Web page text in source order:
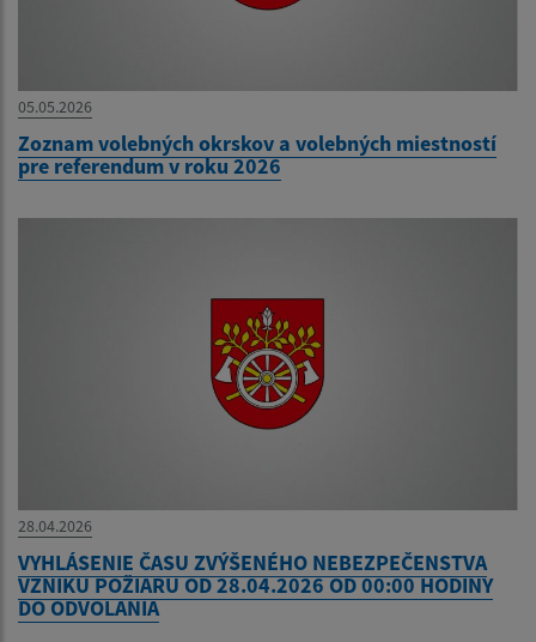
05.05.2026
Zoznam volebných okrskov a volebných miestností
pre referendum v roku 2026
28.04.2026
VYHLÁSENIE ČASU ZVÝŠENÉHO NEBEZPEČENSTVA
VZNIKU POŽIARU OD 28.04.2026 OD 00:00 HODINY
DO ODVOLANIA